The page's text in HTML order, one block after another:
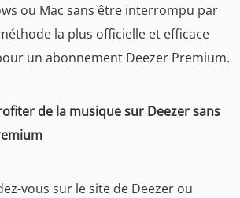
ou Mac sans être interrompu par
la plus officielle et efficace
un abonnement Deezer Premium.
de la musique sur Deezer sans
vous sur le site de Deezer ou